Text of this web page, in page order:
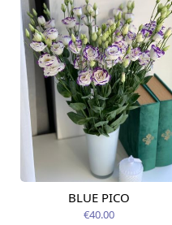
Pieejams šodien
BLUE PICO
€40.00